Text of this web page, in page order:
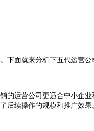
下面就来分析下五代运营公
的运营公司更适合中小企
后续操作的规模和推广效果